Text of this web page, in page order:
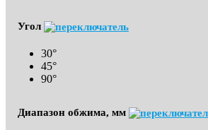
Угол
30°
45°
90°
Диапазон обжима, мм